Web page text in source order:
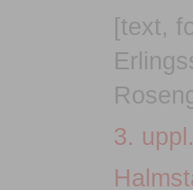
[text,
3.